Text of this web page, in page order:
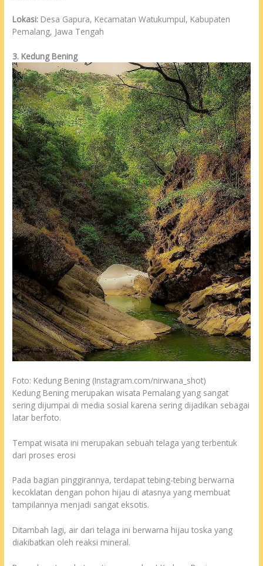
Lokasi: Desa Gapura, Kecamatan Watukumpul, Kabupaten
Pemalang, Jawa Tengah
3. Kedung Bening
Foto: Kedung Bening (Instagram.com/nirwana_shot)
Kedung Bening merupakan wisata Pemalang yang sangat
sering dijumpai di media sosial karena sering dijadikan sebagai
latar berfoto.
Tempat wisata ini merupakan sebuah telaga yang terbentuk
dari proses erosi
Pada bagian pinggirannya, terdapat tebing-tebing berwarna
kecoklatan dengan pohon hijau di atasnya yang membuat
tampilannya menjadi sangat eksotis.
Ditambah lagi, air dari telaga ini berwarna hijau toska yang
diakibatkan oleh reaksi mineral.